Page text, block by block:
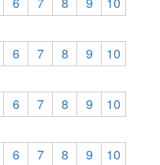
6 7 8 9
10
6 7 8 9
10
6 7 8 9
10